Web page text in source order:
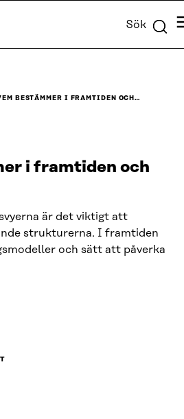
Sök
BESTÄMMER I FRAMTIDEN OCH…
i framtiden och
är det viktigt att
strukturerna. I framtiden
och sätt att påverka